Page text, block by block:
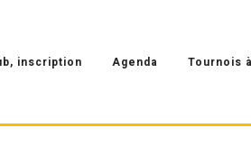
inscription Agenda Tournois